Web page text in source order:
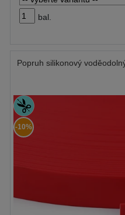
bal.
Popruh silikonový
-10%